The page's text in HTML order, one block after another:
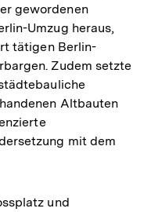
gewordenen
Umzug heraus,
tätigen Berlin-
Zudem setzte
Altbauten
mit dem
und